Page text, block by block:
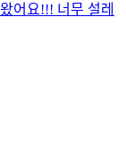
어요!!! 너무 설레